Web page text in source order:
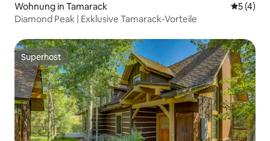
Wohnung in Tamarack
5 (4)
Diamond Peak | Exklusive Tamarack-Vorteile
Superhost
Superhost